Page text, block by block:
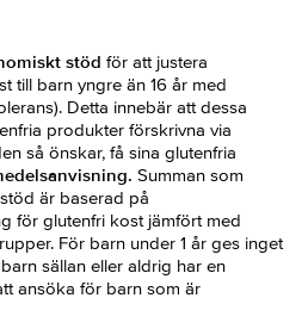
stöd för att justera
till barn yngre än 16 år med
Detta innebär att dessa
produkter förskrivna via
så önskar, få sina glutenfria
Summan som
är baserad på
för glutenfri kost jämfört med
För barn under 1 år ges inget
sällan eller aldrig har en
ansöka för barn som är